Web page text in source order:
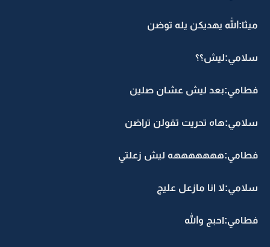
ميثا:الله يهديكن يله توضن
سلامي:ليش؟؟
فطامي:بعد ليش عشان صلين
سلامي:هاه تحريت تقولن تراضن
فطامي:هههههههه ليش زعلتي
سلامي:لا انا مازعل عليج
فطامي:احبج والله